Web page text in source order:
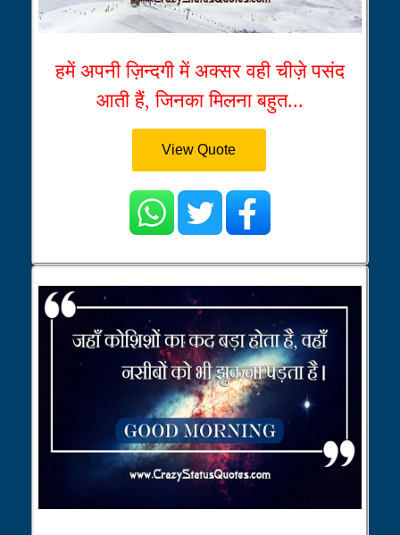
हमें अपनी ज़िन्दगी में अक्सर वही चीज़े पसंद
आती हैं, जिनका मिलना बहुत...
View Quote